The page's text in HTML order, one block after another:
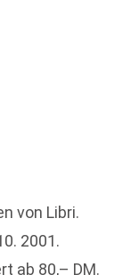
von Libri.
2001.
ab 80,– DM.